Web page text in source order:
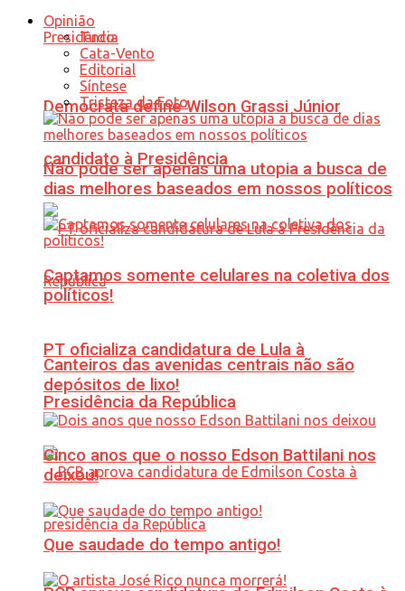
Democrata define Wilson Grassi Júnior
candidato à Presidência
PT oficializa candidatura de Lula à
Presidência da República
Opinião
Tudo
Cata-Vento
Editorial
Síntese
Tristeza da Foto
Não pode ser apenas uma utopia a busca de
dias melhores baseados em nossos políticos
Captamos somente celulares na coletiva dos
políticos!
Canteiros das avenidas centrais não são
depósitos de lixo!
Cinco anos que o nosso Edson Battilani nos
deixou!
Que saudade do tempo antigo!